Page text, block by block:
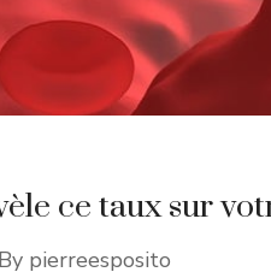
ce taux sur
By pierreesposito